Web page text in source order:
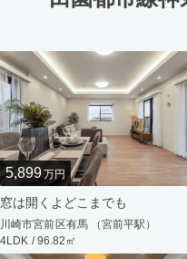
5,899万円
窓は開くよどこまでも
川崎市宮前区有馬 （宮前平駅）
4LDK / 96.82㎡